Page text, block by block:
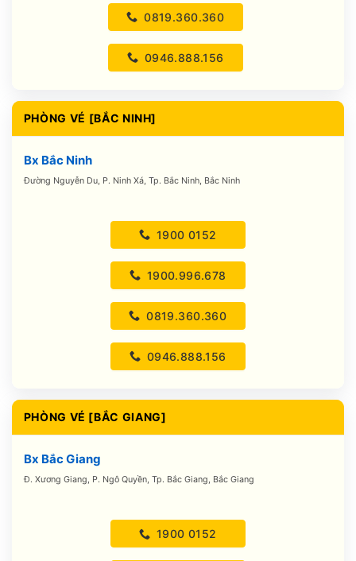
0819.360.360
0946.888.156
PHÒNG VÉ [BẮC NINH]
Bx Bắc Ninh
Đường Nguyễn Du, P. Ninh Xá, Tp. Bắc Ninh, Bắc Ninh
1900 0152
1900.996.678
0819.360.360
0946.888.156
PHÒNG VÉ [BẮC GIANG]
Bx Bắc Giang
Đ. Xương Giang, P. Ngô Quyền, Tp. Bắc Giang, Bắc Giang
1900 0152